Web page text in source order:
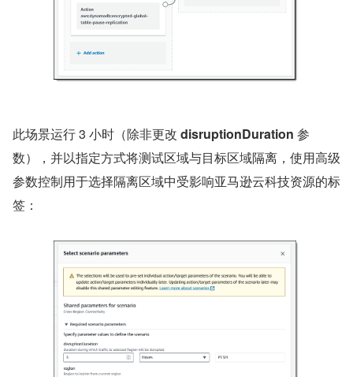
此场景运行 3 小时（除非更改 disruptionDuration 参
数），并以指定方式将测试区域与目标区域隔离，使用高级
参数控制用于选择隔离区域中受影响亚马逊云科技资源的标
签：